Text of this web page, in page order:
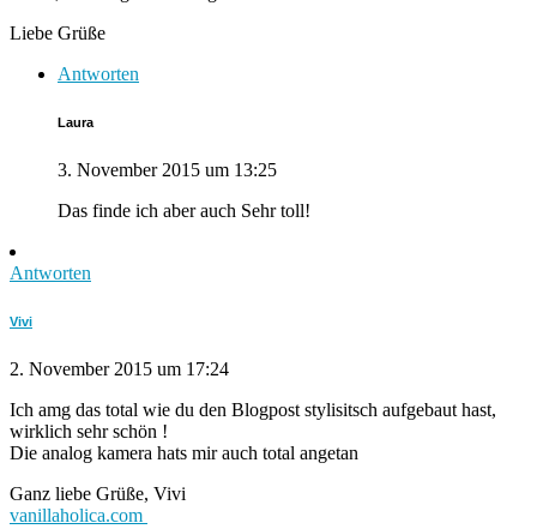
Liebe Grüße
Antworten
Laura
3. November 2015 um 13:25
Das finde ich aber auch Sehr toll!
Antworten
Vivi
2. November 2015 um 17:24
Ich amg das total wie du den Blogpost stylisitsch aufgebaut hast,
wirklich sehr schön !
Die analog kamera hats mir auch total angetan
Ganz liebe Grüße, Vivi
vanillaholica.com